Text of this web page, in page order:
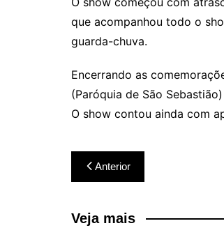
que acompanhou todo o
guarda-chuva.
Encerrando as
(Paróquia de São
O show contou ainda com
Navegação
de
Post
Anterior
Veja mais